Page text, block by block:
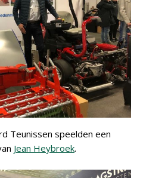
Teunissen speelden een
Jean Heybroek.